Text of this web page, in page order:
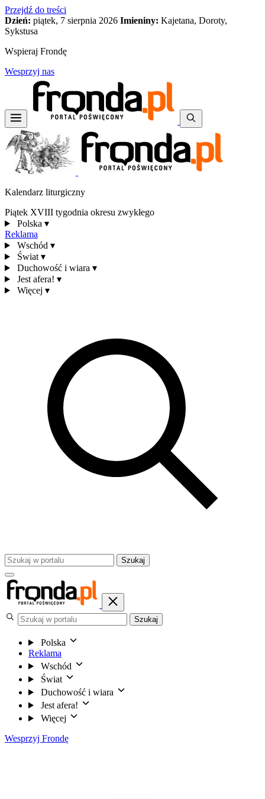
Przejdź do treści
Dzień: piątek, 7 sierpnia 2026 Imieniny: Kajetana, Doroty,
Sykstusa
Wspieraj Frondę
Wesprzyj nas
Kalendarz liturgiczny
Piątek XVIII tygodnia okresu zwykłego
Polska ▾
Reklama
Wschód ▾
Świat ▾
Duchowość i wiara ▾
Jest afera! ▾
Więcej ▾
Szukaj
Szukaj
Polska
Reklama
Wschód
Świat
Duchowość i wiara
Jest afera!
Więcej
Wesprzyj Frondę